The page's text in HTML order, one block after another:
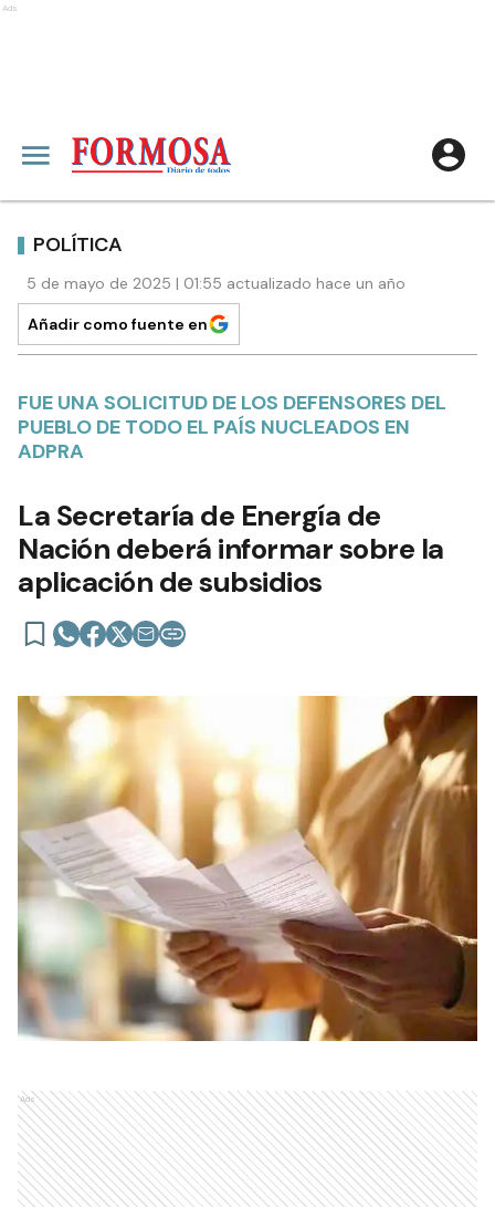
Ads
POLÍTICA
5 de mayo de 2025 | 01:55 actualizado hace un año
Añadir como fuente en
FUE UNA SOLICITUD DE LOS DEFENSORES DEL
PUEBLO DE TODO EL PAÍS NUCLEADOS EN
ADPRA
La Secretaría de Energía de
Nación deberá informar sobre la
aplicación de subsidios
Ads